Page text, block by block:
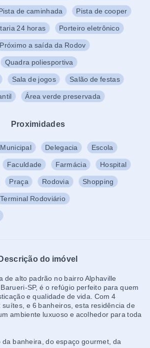
de caminhada Pista de cooper
24 horas Porteiro eletrônico
Próximo a saída da Rodov
Quadra poliesportiva
Sala de jogos Salão de festas
Área verde preservada
Proximidades
Delegacia Escola
Faculdade Farmácia Hospital
Praça Rodovia Shopping
Terminal Rodoviário
Descrição do imóvel
de alto padrão no bairro Alphaville
SP, é o refúgio perfeito para quem
e qualidade de vida. Com 4
e 6 banheiros, esta residência de
ambiente luxuoso e acolhedor para toda
banheira, do espaço gourmet, da